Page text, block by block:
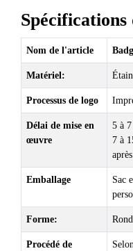
Spécifications
Nom de l'article
Matériel:
Processus de logo
Délai de mise en
œuvre
5 à
7 à
Emballage
Sac
Forme:
Procédé de